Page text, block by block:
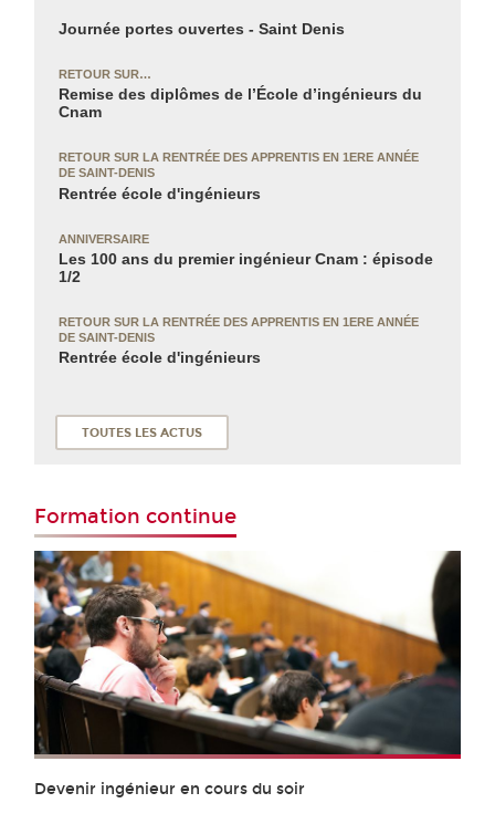
Journée portes ouvertes - Saint Denis
RETOUR SUR…
Remise des diplômes de l’École d’ingénieurs du
Cnam
RETOUR SUR LA RENTRÉE DES APPRENTIS EN 1ERE ANNÉE
DE SAINT-DENIS
Rentrée école d'ingénieurs
ANNIVERSAIRE
Les 100 ans du premier ingénieur Cnam : épisode
1/2
RETOUR SUR LA RENTRÉE DES APPRENTIS EN 1ERE ANNÉE
DE SAINT-DENIS
Rentrée école d'ingénieurs
TOUTES LES ACTUS
Formation continue
Devenir ingénieur en cours du soir